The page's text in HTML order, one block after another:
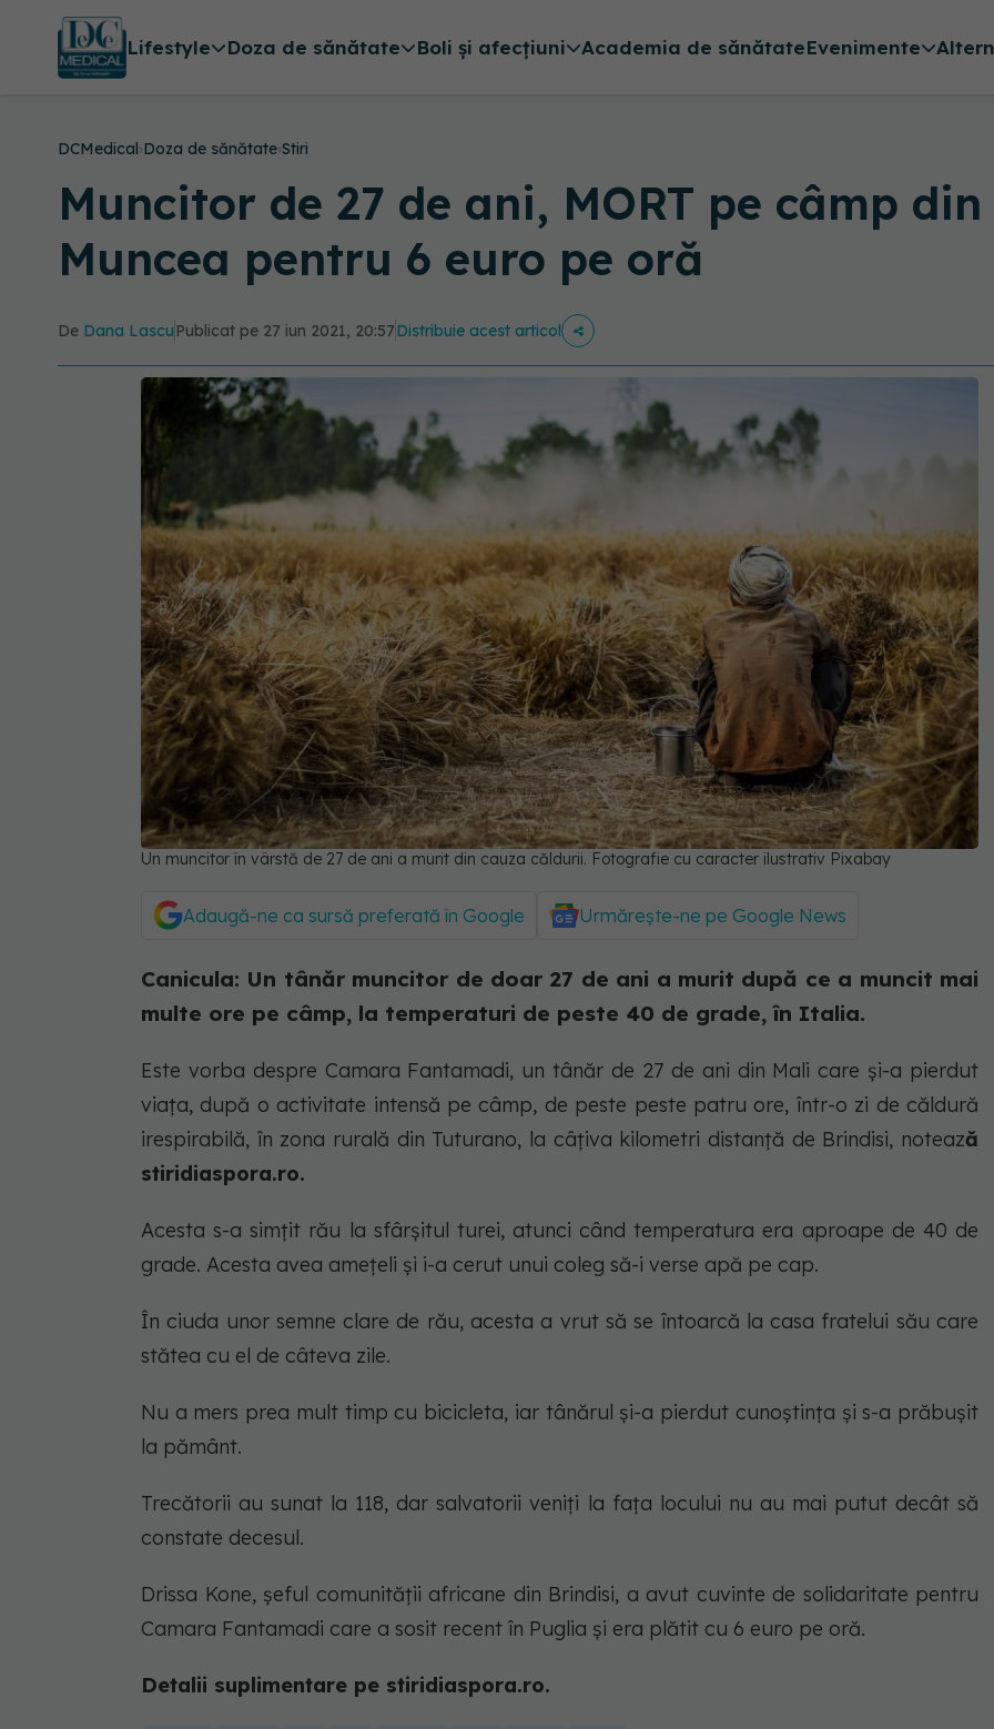
Lifestyle Doza de sănătate Boli și afecțiuni Academia de sănătateEvenimente
DCMedical›Doza de sănătate›Stiri
Muncitor de 27 de ani, MORT pe câmp
Muncea pentru 6 euro pe oră
De Dana Lascu Publicat pe 27 iun 2021, 20:57Distribuie acest articol
Un muncitor în vârstă de 27 de ani a murit din cauza căldurii. Fotografie cu caracter ilustrativ Pixabay
Adaugă-ne ca sursă preferată în Google Urmărește-ne pe Google News
Canicula: Un tânăr muncitor de doar 27 de ani a murit după ce a muncit mai
multe ore pe câmp, la temperaturi de peste 40 de grade, în Italia.
Este vorba despre Camara Fantamadi, un tânăr de 27 de ani din Mali care și-a pierdut
viața, după o activitate intensă pe câmp, de peste peste patru ore, într-o zi de căldură
irespirabilă, în zona rurală din Tuturano, la câțiva kilometri distanță de Brindisi, notează
stiridiaspora.ro.
Acesta s-a simțit rău la sfârșitul turei, atunci când temperatura era aproape de 40 de
grade. Acesta avea amețeli și i-a cerut unui coleg să-i verse apă pe cap.
În ciuda unor semne clare de rău, acesta a vrut să se întoarcă la casa fratelui său care
stătea cu el de câteva zile.
Nu a mers prea mult timp cu bicicleta, iar tânărul și-a pierdut cunoștința și s-a prăbușit
la pământ.
Trecătorii au sunat la 118, dar salvatorii veniți la fața locului nu au mai putut decât să
constate decesul.
Drissa Kone, șeful comunității africane din Brindisi, a avut cuvinte de solidaritate pentru
Camara Fantamadi care a sosit recent în Puglia și era plătit cu 6 euro pe oră.
Detalii suplimentare pe stiridiaspora.ro.